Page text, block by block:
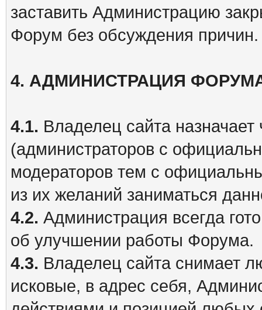
заставить Администрацию
Форум без обсуждения причин.
4. АДМИНИСТРАЦИЯ
4.1. Владелец сайта
(администраторов c
модераторов тем с
из их желаний заниматься
4.2. Администрация всегда
об улучшении работы Форума.
4.3. Владелец сайта снимает
исковые, в адрес себя,